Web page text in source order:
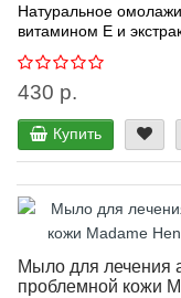
Натуральное
витамином Е и
430 р.
Купить
Мыло для лечения
проблемной кожи